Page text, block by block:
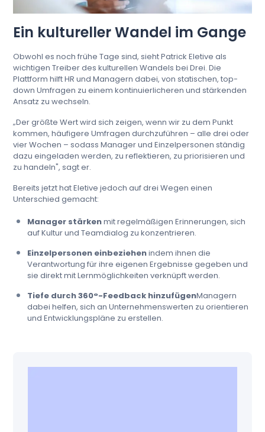
Ein kultureller Wandel im Gange
Obwohl es noch frühe Tage sind, sieht Patrick Eletive als
wichtigen Treiber des kulturellen Wandels bei Drei. Die
Plattform hilft HR und Managern dabei, von statischen, top-
down Umfragen zu einem kontinuierlicheren und stärkenden
Ansatz zu wechseln.
„Der größte Wert wird sich zeigen, wenn wir zu dem Punkt
kommen, häufigere Umfragen durchzuführen – alle drei oder
vier Wochen – sodass Manager und Einzelpersonen ständig
dazu eingeladen werden, zu reflektieren, zu priorisieren und
zu handeln", sagt er.
Bereits jetzt hat Eletive jedoch auf drei Wegen einen
Unterschied gemacht:
Manager stärkenmit regelmäßigen Erinnerungen, sich
auf Kultur und Teamdialog zu konzentrieren.
Einzelpersonen einbeziehenindem ihnen die
Verantwortung für ihre eigenen Ergebnisse gegeben und
sie direkt mit Lernmöglichkeiten verknüpft werden.
Tiefe durch 360°-Feedback hinzufügenManagern
dabei helfen, sich an Unternehmenswerten zu orientieren
und Entwicklungspläne zu erstellen.